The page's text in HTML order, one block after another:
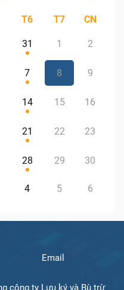
T6 T7 CN
31 1 2
7 8 9
14 15 16
21 22 23
28 29 30
4 5 6
Email
công ty Lưu ký và Bù trừ